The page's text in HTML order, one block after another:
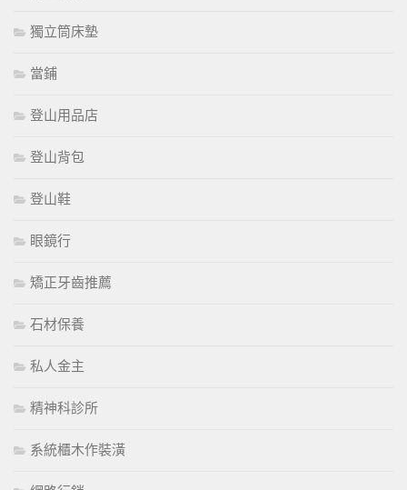
獨立筒床墊
當鋪
登山用品店
登山背包
登山鞋
眼鏡行
矯正牙齒推薦
石材保養
私人金主
精神科診所
系統櫃木作裝潢